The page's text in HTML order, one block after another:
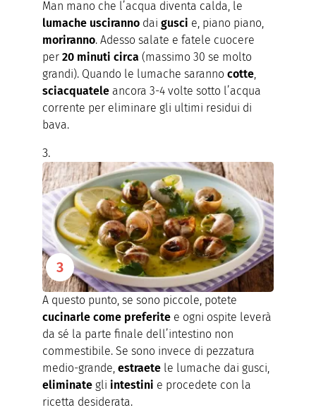
Man mano che l’acqua diventa calda, le
lumache usciranno dai gusci e, piano piano,
moriranno. Adesso salate e fatele cuocere
per 20 minuti circa (massimo 30 se molto
grandi). Quando le lumache saranno cotte,
sciacquatele ancora 3-4 volte sotto l’acqua
corrente per eliminare gli ultimi residui di
bava.
A questo punto, se sono piccole, potete
cucinarle come preferite e ogni ospite leverà
da sé la parte finale dell’intestino non
commestibile. Se sono invece di pezzatura
medio-grande, estraete le lumache dai gusci,
eliminate gli intestini e procedete con la
ricetta desiderata.